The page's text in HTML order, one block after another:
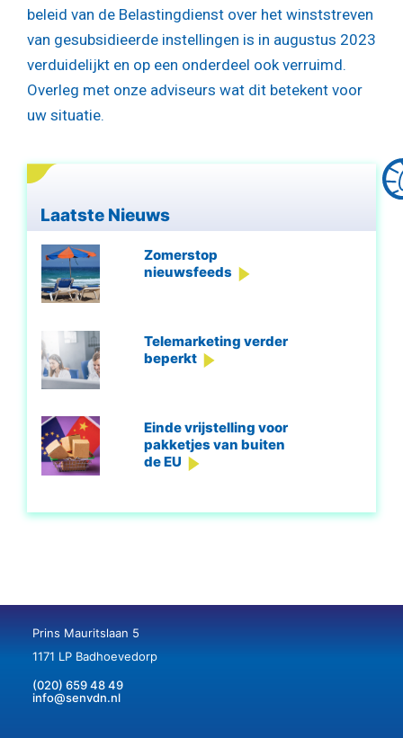
beleid van de Belastingdienst over het winststreven
van gesubsidieerde instellingen is in augustus 2023
verduidelijkt en op een onderdeel ook verruimd.
Overleg met onze adviseurs wat dit betekent voor
uw situatie.
Laatste Nieuws
Zomerstop
nieuwsfeeds
Telemarketing verder
beperkt
Einde vrijstelling voor
pakketjes van buiten
de EU
Prins Mauritslaan 5
1171 LP Badhoevedorp
(020) 659 48 49
info@senvdn.nl